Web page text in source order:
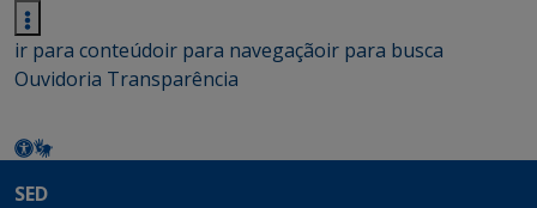
ir para conteúdoir para navegaçãoir para busca
Ouvidoria Transparência
SED